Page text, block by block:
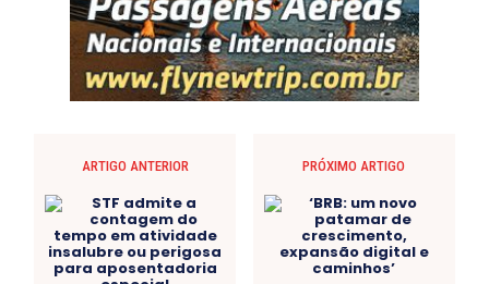
ARTIGO ANTERIOR PRÓXIMO ARTIGO